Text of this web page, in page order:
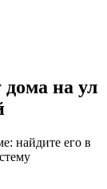
на ул
найдите его в